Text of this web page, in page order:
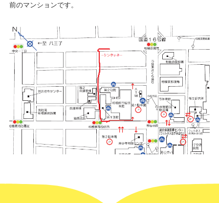
前のマンションです。